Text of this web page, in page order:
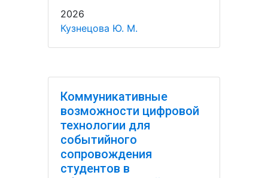
2026
Кузнецова Ю. М.
Коммуникативные
возможности цифровой
технологии для
событийного
сопровождения
студентов в